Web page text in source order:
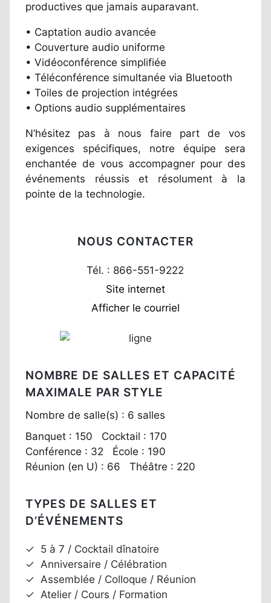
productives que jamais auparavant.
• Captation audio avancée
• Couverture audio uniforme
• Vidéoconférence simplifiée
• Téléconférence simultanée via Bluetooth
• Toiles de projection intégrées
• Options audio supplémentaires
N’hésitez pas à nous faire part de vos
exigences spécifiques, notre équipe sera
enchantée de vous accompagner pour des
événements réussis et résolument à la
pointe de la technologie.
NOUS CONTACTER
Tél. : 866-551-9222
Site internet
Afficher le courriel
NOMBRE DE SALLES ET CAPACITÉ
MAXIMALE PAR STYLE
Nombre de salle(s) : 6 salles
Banquet : 150 Cocktail : 170
Conférence : 32 École : 190
Réunion (en U) : 66 Théâtre : 220
TYPES DE SALLES ET
D’ÉVÉNEMENTS
✓ 5 à 7 / Cocktail dînatoire
✓ Anniversaire / Célébration
✓ Assemblée / Colloque / Réunion
✓ Atelier / Cours / Formation